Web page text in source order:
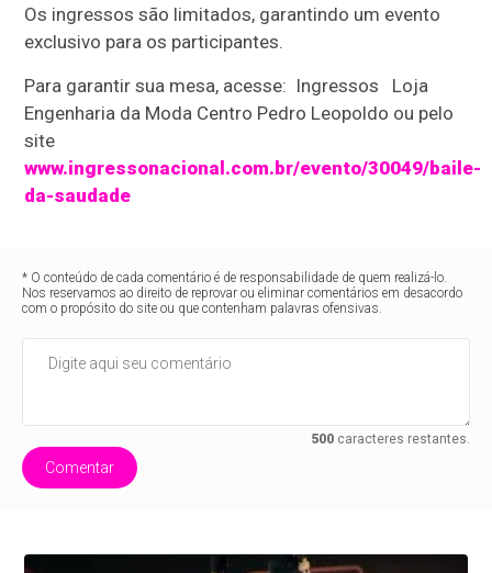
Os ingressos são limitados, garantindo um evento
exclusivo para os participantes.
Para garantir sua mesa, acesse: Ingressos Loja
Engenharia da Moda Centro Pedro Leopoldo ou pelo
site
www.ingressonacional.com.br/evento/30049/baile-
da-saudade
* O conteúdo de cada comentário é de responsabilidade de quem realizá-lo.
Nos reservamos ao direito de reprovar ou eliminar comentários em desacordo
com o propósito do site ou que contenham palavras ofensivas.
500caracteres restantes.
Comentar